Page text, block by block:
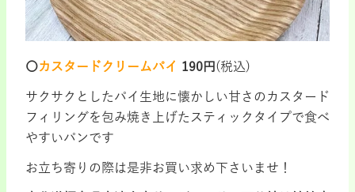
〇カスタードクリームパイ 190円 (税込)
サクサクとしたパイ生地に懐かしい甘さのカスタード
フィリングを包み焼き上げたスティックタイプで食べ
やすいパンです
お立ち寄りの際は是非お買い求め下さいませ！